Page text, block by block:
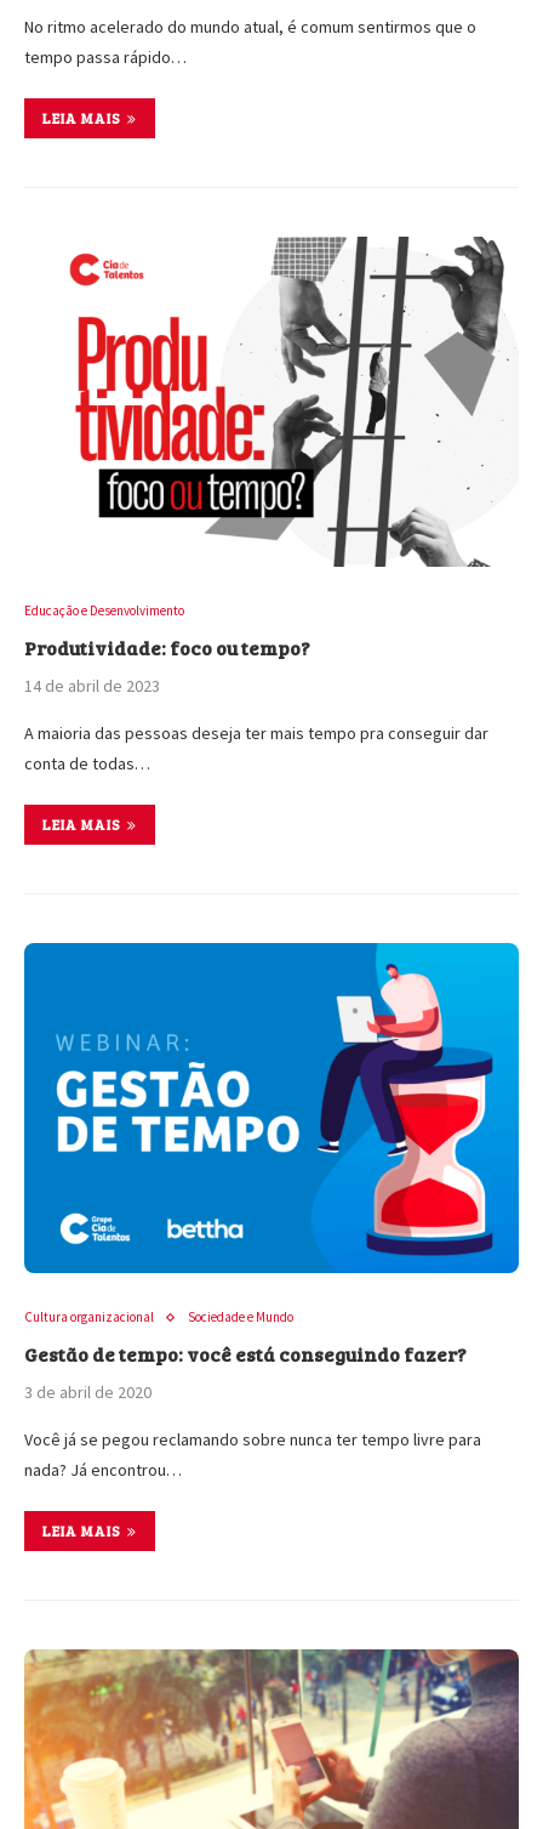
No ritmo acelerado do mundo atual, é comum sentirmos que o
tempo passa rápido…
LEIA MAIS
Educação e Desenvolvimento
Produtividade: foco ou tempo?
14 de abril de 2023
A maioria das pessoas deseja ter mais tempo pra conseguir dar
conta de todas…
LEIA MAIS
Cultura organizacional Sociedade e Mundo
Gestão de tempo: você está conseguindo fazer?
3 de abril de 2020
Você já se pegou reclamando sobre nunca ter tempo livre para
nada? Já encontrou…
LEIA MAIS